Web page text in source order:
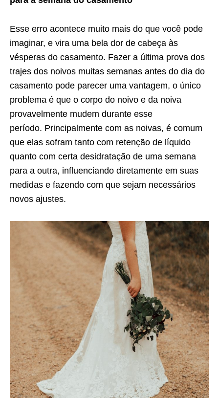
Esse erro acontece muito mais do que você pode
imaginar, e vira uma bela dor de cabeça às
vésperas do casamento. Fazer a última prova dos
trajes dos noivos muitas semanas antes do dia do
casamento pode parecer uma vantagem, o único
problema é que o corpo do noivo e da noiva
provavelmente mudem durante esse
período. Principalmente com as noivas, é comum
que elas sofram tanto com retenção de líquido
quanto com certa desidratação de uma semana
para a outra, influenciando diretamente em suas
medidas e fazendo com que sejam necessários
novos ajustes.